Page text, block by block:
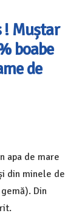
! Muștar
boabe
de
apa de mare
din minele de
Din